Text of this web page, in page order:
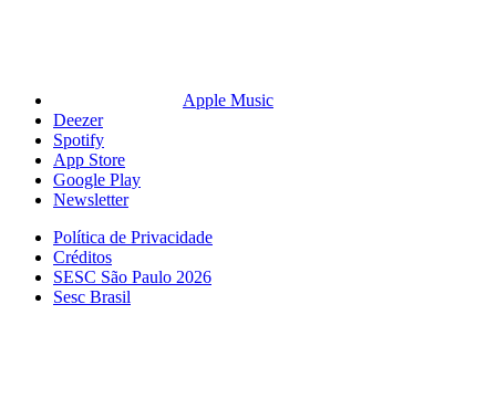
Apple Music
Deezer
Spotify
App Store
Google Play
Newsletter
Política de Privacidade
Créditos
SESC São Paulo 2026
Sesc Brasil